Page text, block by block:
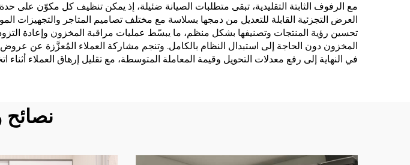
مع الرفوف الثابتة التقليدية، تبقى متطلبات الصيانة ضئيلة، إذ يمكن تنظيف كل مكوّن على حدة
العرض التجزئية القابلة للتعديل من دمجها بسلاسة مع مختلف تصاميم المتاجر والتجهيزات
تحسين رؤية المنتجات وتصنيفها بشكل منظم، ما يبسّط عمليات مراقبة المخزون وإعادة
المخزون دون الحاجة إلى استبدال النظام بالكامل. وتنجم مشاركة العملاء المُعزَّزة عن عروض
في النهاية إلى رفع معدلات التحويل وقيمة المعاملة المتوسطة، مع تقليل إرهاق العملاء أثناء